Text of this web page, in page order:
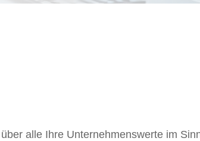
alle Ihre Unternehmenswerte im